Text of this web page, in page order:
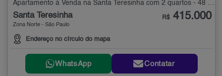
Apartamento à Venda na Santa Teresinha com 2 quartos - 48 m²
Santa Teresinha
Zona Norte - São Paulo
Endereço no círculo do mapa
R$ 415.000
WhatsApp Contatar